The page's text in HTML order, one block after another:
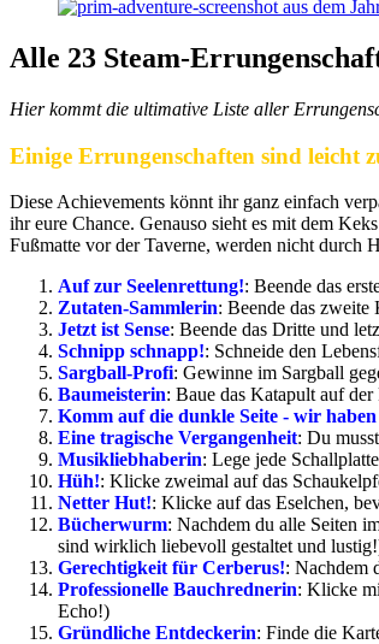
Alle 23 Steam-
Hier kommt die ultimative Liste aller
Einige Errungenschaften sind leicht
Diese Achievements könnt ihr ganz einfach
ihr eure Chance. Genauso sieht es mit dem
Fußmatte vor der Taverne, werden nicht durch
Auf zur Seelenrettung!: Beende das
Zutaten-Sammlerin: Beende das zweite
Jetzt ist Sense: Beende das Dritte und
Schnipp schnapp!: Schneide den
Sargball-Profi: Gewinne im Sargball
Baumeisterin: Baue das Katapult auf
Komm auf die dunkle Seite - wir haben
Eine tragische Vergangenheit: Du
Musikliebhaberin: Lege jede
Hüh!: Klicke zweimal auf das
Netter Hut!: Klicke auf das Eselchen,
Bücherwurm: Nachdem du alle Seiten
sind wirklich liebevoll gestaltet und
Gerechtigkeit für Cerberus!: Nachdem
Professionelle Bauchrednerin: Klicke
Echo!)
Gründliche Entdeckerin: Finde die